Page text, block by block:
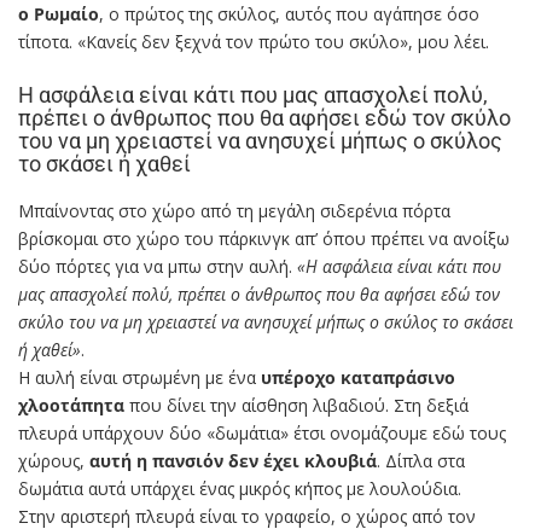
ο Ρωμαίο, ο πρώτος της σκύλος, αυτός που αγάπησε όσο
τίποτα. «Κανείς δεν ξεχνά τον πρώτο του σκύλο», μου λέει.
Η ασφάλεια είναι κάτι που μας απασχολεί πολύ,
πρέπει ο άνθρωπος που θα αφήσει εδώ τον σκύλο
του να μη χρειαστεί να ανησυχεί μήπως ο σκύλος
το σκάσει ή χαθεί
Μπαίνοντας στο χώρο από τη μεγάλη σιδερένια πόρτα
βρίσκομαι στο χώρο του πάρκινγκ απ’ όπου πρέπει να ανοίξω
δύο πόρτες για να μπω στην αυλή. «Η ασφάλεια είναι κάτι που
μας απασχολεί πολύ, πρέπει ο άνθρωπος που θα αφήσει εδώ τον
σκύλο του να μη χρειαστεί να ανησυχεί μήπως ο σκύλος το σκάσει
ή χαθεί».
Η αυλή είναι στρωμένη με ένα υπέροχο καταπράσινο
χλοοτάπητα που δίνει την αίσθηση λιβαδιού. Στη δεξιά
πλευρά υπάρχουν δύο «δωμάτια» έτσι ονομάζουμε εδώ τους
χώρους, αυτή η πανσιόν δεν έχει κλουβιά. Δίπλα στα
δωμάτια αυτά υπάρχει ένας μικρός κήπος με λουλούδια.
Στην αριστερή πλευρά είναι το γραφείο, ο χώρος από τον